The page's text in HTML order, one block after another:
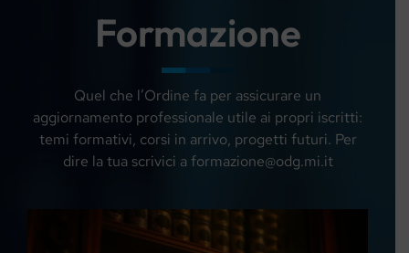
Formazione
Quel che l’Ordine fa per assicurare un
aggiornamento professionale utile ai propri iscritti:
temi formativi, corsi in arrivo, progetti futuri. Per
dire la tua scrivici a formazione@odg.mi.it